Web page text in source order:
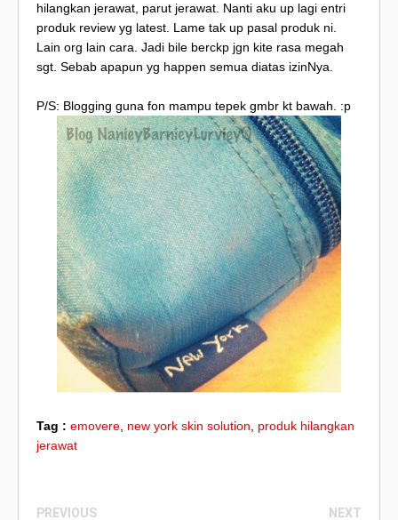
hilangkan jerawat, parut jerawat. Nanti aku up lagi entri
produk review yg latest. Lame tak up pasal produk ni.
Lain org lain cara. Jadi bile berckp jgn kite rasa megah
sgt. Sebab apapun yg happen semua diatas izinNya.
P/S: Blogging guna fon mampu tepek gmbr kt bawah. :p
Tag : emovere new york skin solution
produk hilangkan
jerawat
PREVIOUS
NEXT